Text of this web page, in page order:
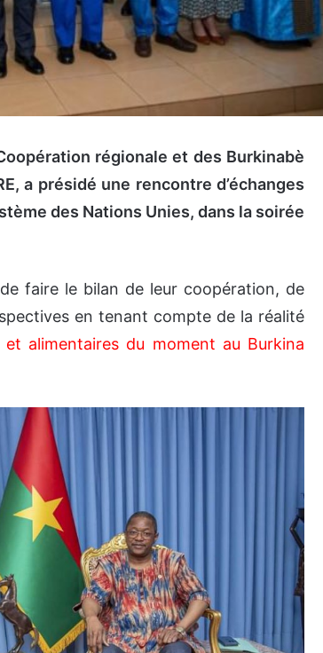
régionale et des Burkinabè
a présidé une rencontre d’échanges
des Nations Unies, dans la soirée
faire le bilan de leur coopération, de
en tenant compte de la réalité
alimentaires du moment au Burkina